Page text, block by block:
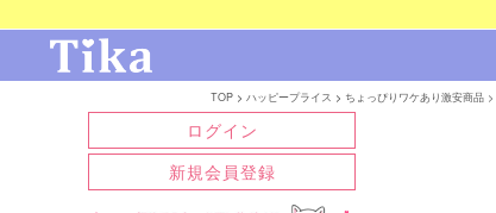
TOP ハッピープライス ちょっぴりワケあり激安商品
ログイン
新規会員登録